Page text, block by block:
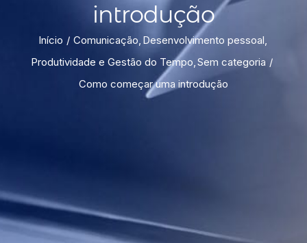
introdução
Início Comunicação Desenvolvimento pessoal
Produtividade e Gestão do Tempo Sem categoria
Como começar uma introdução